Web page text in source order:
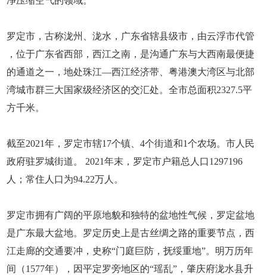
罗定市，古称泷州、泷水，广东省辖县级市，由云浮市代管
，位于广东省西部，西江之南，是沟通广东与大西南最便捷
的通道之一，地处珠江—西江经济带、粤港澳大湾区与北部
湾城市群三大国家级经济区的交汇处。全市总面积2327.5平
方千米。
截至2021年，罗定市辖17个镇、4个街道和1个农场。市人民
政府驻罗城街道。 2021年末，罗定市户籍总人口1297196
人；常住人口为94.22万人。
罗定市拥有广阔的平原地貌和独特的盆地性气候，罗定盆地
是广东最大盆地。罗定历史上是古丝绸之路的重要节点，西
江走廊的交通要冲，史称“门庭巨防，抚绥重地”。明万历年
间（1577年），因平定罗旁地区的“瑶乱”，肇庆府泷水县升